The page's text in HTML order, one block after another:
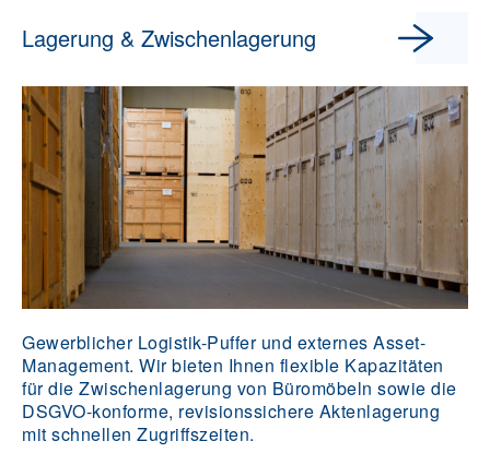
Lagerung & Zwischenlagerung
Gewerblicher Logistik-Puffer und externes Asset-
Management. Wir bieten Ihnen flexible Kapazitäten
für die Zwischenlagerung von Büromöbeln sowie die
DSGVO-konforme, revisionssichere Aktenlagerung
mit schnellen Zugriffszeiten.